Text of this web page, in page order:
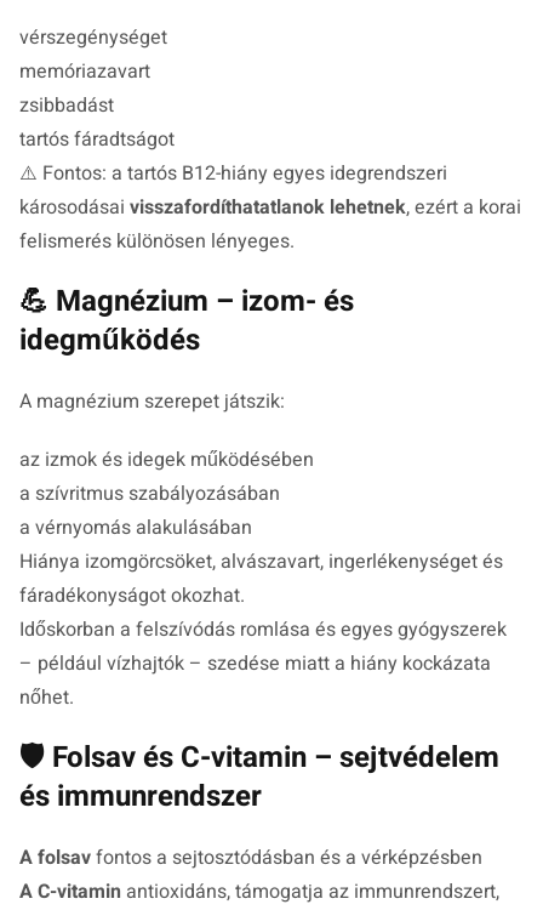
vérszegénységet
memóriazavart
zsibbadást
tartós fáradtságot
⚠️ Fontos: a tartós B12-hiány egyes idegrendszeri
károsodásai visszafordíthatatlanok lehetnek, ezért a korai
felismerés különösen lényeges.
💪 Magnézium – izom- és
idegműködés
A magnézium szerepet játszik:
az izmok és idegek működésében
a szívritmus szabályozásában
a vérnyomás alakulásában
Hiánya izomgörcsöket, alvászavart, ingerlékenységet és
fáradékonyságot okozhat.
Időskorban a felszívódás romlása és egyes gyógyszerek
– például vízhajtók – szedése miatt a hiány kockázata
nőhet.
🛡️ Folsav és C-vitamin – sejtvédelem
és immunrendszer
A folsavfontos a sejtosztódásban és a vérképzésben
A C-vitamin antioxidáns, támogatja az immunrendszert,